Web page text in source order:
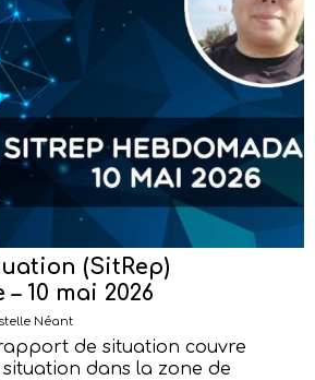
(SitRep)
10 mai 2026
Néant
de situation couvre
dans la zone de